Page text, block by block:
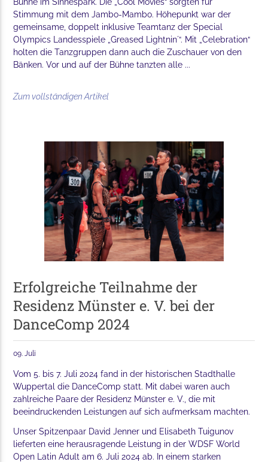
Stimmung mit dem Jambo-Mambo. Höhepunkt war der
gemeinsame, doppelt inklusive Teamtanz der Special
Olympics Landesspiele „Greased Lightnin´“. Mit „Celebration“
holten die Tanzgruppen dann auch die Zuschauer von den
Bänken. Vor und auf der Bühne tanzten alle ...
Zum vollständigen Artikel
Erfolgreiche Teilnahme der
Residenz Münster e. V. bei der
DanceComp 2024
09. Juli
Vom 5. bis 7. Juli 2024 fand in der historischen Stadthalle
Wuppertal die DanceComp statt. Mit dabei waren auch
zahlreiche Paare der Residenz Münster e. V., die mit
beeindruckenden Leistungen auf sich aufmerksam machten.
Unser Spitzenpaar David Jenner und Elisabeth Tuigunov
lieferten eine herausragende Leistung in der WDSF World
Open Latin Adult am 6. Juli 2024 ab. In einem starken